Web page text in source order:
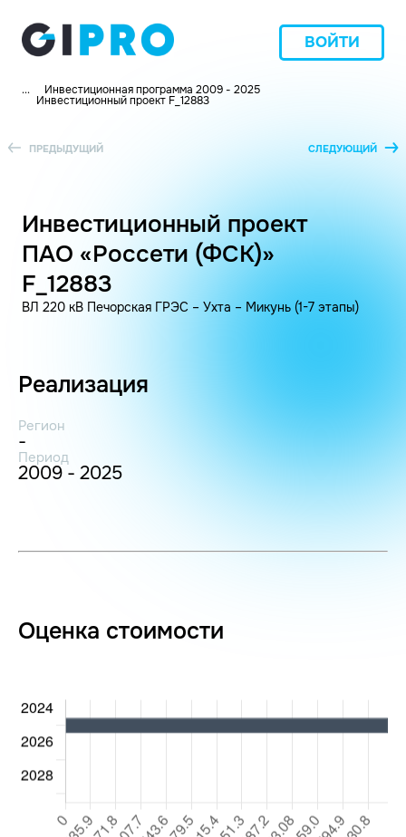
ВОЙТИ
... Инвестиционная программа 2009 - 2025
Инвестиционный проект F_12883
ПРЕДЫДУЩИЙ СЛЕДУЮЩИЙ
Инвестиционный проект
ПАО «Россети (ФСК)»
F_12883
ВЛ 220 кВ Печорская ГРЭС – Ухта – Микунь (1-7 этапы)
Реализация
Регион
-
Период
2009 - 2025
Оценка стоимости